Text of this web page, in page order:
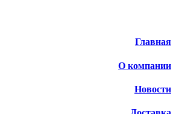
Главная
О компании
Новости